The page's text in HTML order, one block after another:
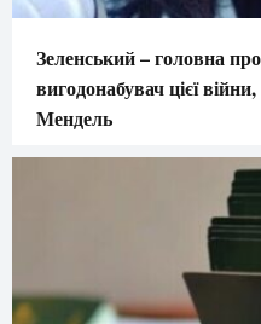
Зеленський – головна
вигодонабувач цієї
Мендель